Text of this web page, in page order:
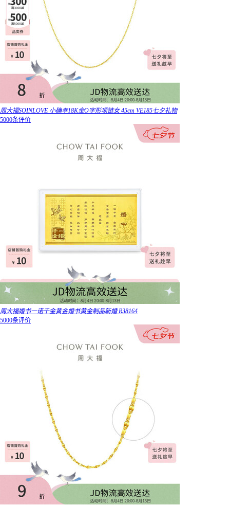
周大福SOINLOVE 小确幸18K金O字形项链女 45cm VE185七夕礼物
5000条评价
周大福婚书一诺千金黄金婚书黄金制品新婚 R38164
5000条评价